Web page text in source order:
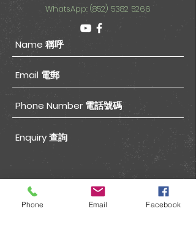
WhatsApp: (852) 5382 5266
Phone Email Facebook